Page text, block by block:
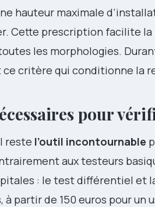
hauteur maximale
Cette prescription facilite
les morphologies.
critère qui conditionne la
pour
reste l’outil incontournable
aux testeurs
: le test différentiel et
partir de 150 euros pour un